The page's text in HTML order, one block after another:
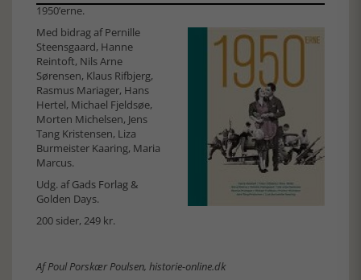
1950’erne.
Med bidrag af Pernille
Steensgaard, Hanne
Reintoft, Nils Arne
Sørensen, Klaus Rifbjerg,
Rasmus Mariager, Hans
Hertel, Michael Fjeldsøe,
Morten Michelsen, Jens
Tang Kristensen, Liza
Burmeister Kaaring, Maria
Marcus.
Udg. afGads Forlag &
Golden Days.
200 sider, 249 kr.
Af Poul Porskær Poulsen, historie-online.dk